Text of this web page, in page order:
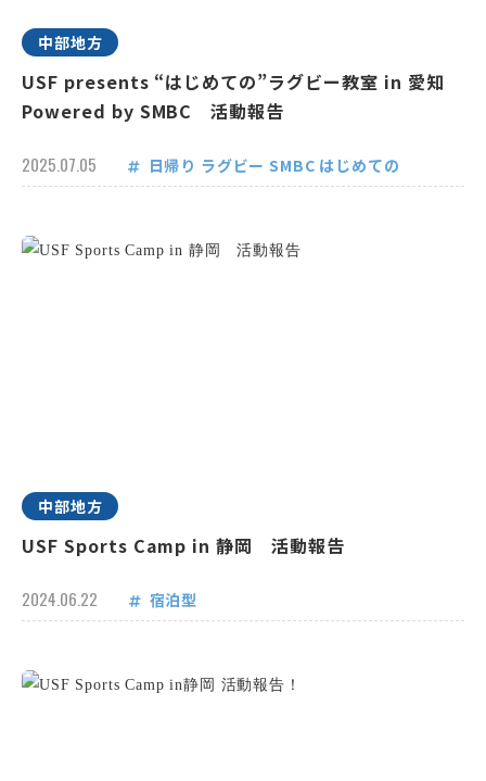
中部地方
USF presents “はじめての”ラグビー教室 in 愛知
Powered by SMBC 活動報告
2025.07.05 日帰り ラグビー SMBC はじめての
中部地方
USF Sports Camp in 静岡 活動報告
2024.06.22 宿泊型